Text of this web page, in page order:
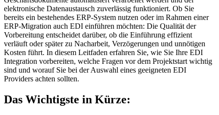
elektronische Datenaustausch zuverlässig funktioniert. Ob Sie
bereits ein bestehendes ERP-System nutzen oder im Rahmen einer
ERP-Migration auch EDI einführen möchten: Die Qualität der
Vorbereitung entscheidet darüber, ob die Einführung effizient
verläuft oder später zu Nacharbeit, Verzögerungen und unnötigen
Kosten führt. In diesem Leitfaden erfahren Sie, wie Sie Ihre EDI
Integration vorbereiten, welche Fragen vor dem Projektstart wichtig
sind und worauf Sie bei der Auswahl eines geeigneten EDI
Providers achten sollten.
Das Wichtigste in Kürze: